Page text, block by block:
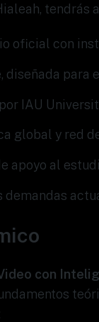
tendrás
oficial con
para
IAU
global y red
apoyo al
demandas
con